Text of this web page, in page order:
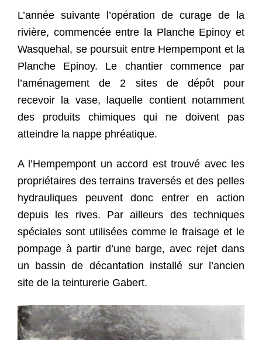
L’année suivante l’opération de curage de la
rivière, commencée entre la Planche Epinoy et
Wasquehal, se poursuit entre Hempempont et la
Planche Epinoy. Le chantier commence par
l’aménagement de 2 sites de dépôt pour
recevoir la vase, laquelle contient notamment
des produits chimiques qui ne doivent pas
atteindre la nappe phréatique.
A l’Hempempont un accord est trouvé avec les
propriétaires des terrains traversés et des pelles
hydrauliques peuvent donc entrer en action
depuis les rives. Par ailleurs des techniques
spéciales sont utilisées comme le fraisage et le
pompage à partir d’une barge, avec rejet dans
un bassin de décantation installé sur l’ancien
site de la teinturerie Gabert.